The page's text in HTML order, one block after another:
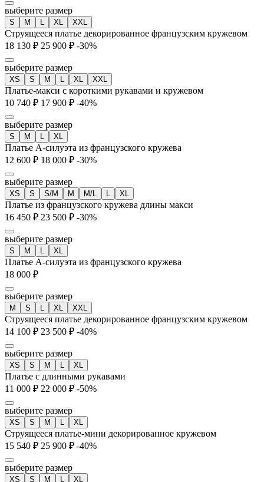
выберите размер
S M L XL XXL
Струящееся платье декорированное французским кружевом
18 130 ₽ 25 900 ₽ -30%
выберите размер
XS S M L XL XXL
Платье-макси с короткими рукавами и кружевом
10 740 ₽ 17 900 ₽ -40%
выберите размер
S M L XL
Платье А-силуэта из французского кружева
12 600 ₽ 18 000 ₽ -30%
выберите размер
XS S S/M M M/L L XL
Платье из французского кружева длины макси
16 450 ₽ 23 500 ₽ -30%
выберите размер
S M L XL
Платье А-силуэта из французского кружева
18 000 ₽
выберите размер
М S L XL XXL
Струящееся платье декорированное французским кружевом
14 100 ₽ 23 500 ₽ -40%
выберите размер
XS S M L XL
Платье с длинными рукавами
11 000 ₽ 22 000 ₽ -50%
выберите размер
XS S M L XL
Струящееся платье-мини декорированное кружевом
15 540 ₽ 25 900 ₽ -40%
выберите размер
XS S M L XL